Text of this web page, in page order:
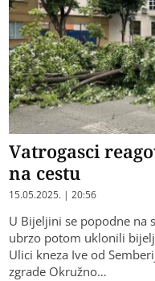
Vatrogasci
na cestu
15.05.2025. | 20:56
U Bijeljini se popodne na
ubrzo potom uklonili
Ulici kneza Ive od
zgrade Okružno…